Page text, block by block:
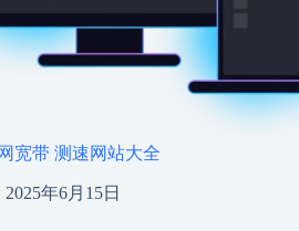
宽带 测速网站大全
2025年6月15日